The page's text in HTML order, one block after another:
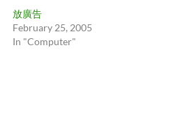
放廣告
February 25, 2005
In "Computer"